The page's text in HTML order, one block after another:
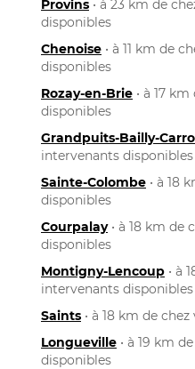
Provins • à 23 km de
disponibles
Chenoise • à 11 km de
disponibles
Rozay-en-Brie • à 17
disponibles
Grandpuits-Bailly-
intervenants disponibles
Sainte-Colombe • à 18
disponibles
Courpalay• à 18 km de
disponibles
Montigny-Lencoup • à
intervenants disponibles
Saints • à 18 km de
Longueville • à 19 km
disponibles